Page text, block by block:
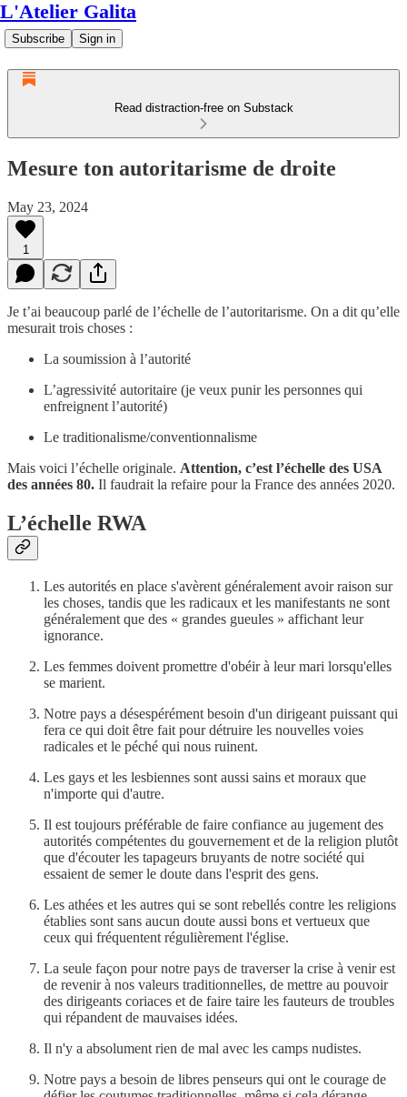
L'Atelier Galita
Subscribe Sign in
Read distraction-free on Substack
Mesure ton autoritarisme de droite
May 23, 2024
1
Je t’ai beaucoup parlé de l’échelle de l’autoritarisme. On a dit qu’elle
mesurait trois choses :
La soumission à l’autorité
L’agressivité autoritaire (je veux punir les personnes qui
enfreignent l’autorité)
Le traditionalisme/conventionnalisme
Mais voici l’échelle originale. Attention, c’est l’échelle des USA
des années 80. Il faudrait la refaire pour la France des années 2020.
L’échelle RWA
Les autorités en place s'avèrent généralement avoir raison sur
les choses, tandis que les radicaux et les manifestants ne sont
généralement que des « grandes gueules » affichant leur
ignorance.
Les femmes doivent promettre d'obéir à leur mari lorsqu'elles
se marient.
Notre pays a désespérément besoin d'un dirigeant puissant qui
fera ce qui doit être fait pour détruire les nouvelles voies
radicales et le péché qui nous ruinent.
Les gays et les lesbiennes sont aussi sains et moraux que
n'importe qui d'autre.
Il est toujours préférable de faire confiance au jugement des
autorités compétentes du gouvernement et de la religion plutôt
que d'écouter les tapageurs bruyants de notre société qui
essaient de semer le doute dans l'esprit des gens.
Les athées et les autres qui se sont rebellés contre les religions
établies sont sans aucun doute aussi bons et vertueux que
ceux qui fréquentent régulièrement l'église.
La seule façon pour notre pays de traverser la crise à venir est
de revenir à nos valeurs traditionnelles, de mettre au pouvoir
des dirigeants coriaces et de faire taire les fauteurs de troubles
qui répandent de mauvaises idées.
Il n'y a absolument rien de mal avec les camps nudistes.
Notre pays a besoin de libres penseurs qui ont le courage de